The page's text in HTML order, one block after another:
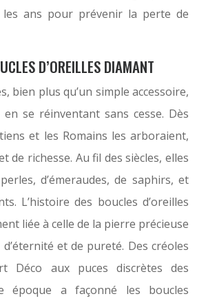
ans pour prévenir la perte de
D’OREILLES DIAMANT
bien plus qu’un simple accessoire,
se réinventant sans cesse. Dès
et les Romains les arboraient,
de richesse. Au fil des siècles, elles
d’émeraudes, de saphirs, et
L’histoire des boucles d’oreilles
liée à celle de la pierre précieuse
et de pureté. Des créoles
Déco aux puces discrètes des
époque a façonné les boucles